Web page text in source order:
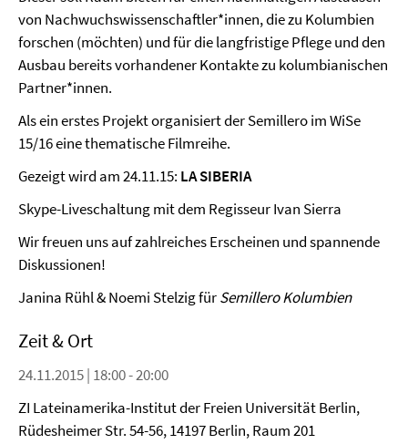
von Nachwuchswissenschaftler*innen, die zu Kolumbien
forschen (möchten) und für die langfristige Pflege und den
Ausbau bereits vorhandener Kontakte zu kolumbianischen
Partner*innen.
Als ein erstes Projekt organisiert der Semillero im WiSe
15/16 eine thematische Filmreihe.
Gezeigt wird am 24.11.15: LA SIBERIA
Skype-Liveschaltung mit dem Regisseur Ivan Sierra
Wir freuen uns auf zahlreiches Erscheinen und spannende
Diskussionen!
Janina Rühl & Noemi Stelzig fürSemillero Kolumbien
Zeit & Ort
24.11.2015 | 18:00 - 20:00
ZI Lateinamerika-Institut der Freien Universität Berlin,
Rüdesheimer Str. 54-56, 14197 Berlin, Raum 201